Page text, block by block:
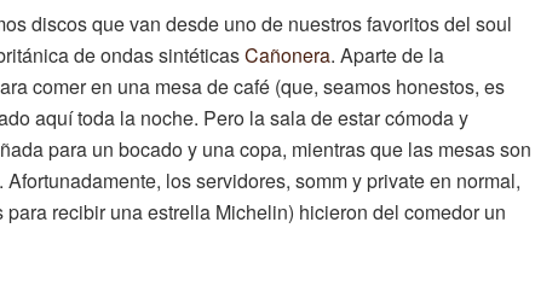
discos que van desde uno de nuestros favoritos del soul
de ondas sintéticasCañonera. Aparte de la
comer en una mesa de café (que, seamos honestos, es
aquí toda la noche. Pero la sala de estar cómoda y
para un bocado y una copa, mientras que las mesas son
los servidores, somm y private en normal,
recibir una estrella Michelin) hicieron del comedor un